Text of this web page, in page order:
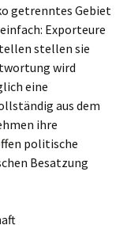
getrenntes Gebiet
Exporteure
stellen sie
wird
eine
aus dem
ihre
politische
Besatzung